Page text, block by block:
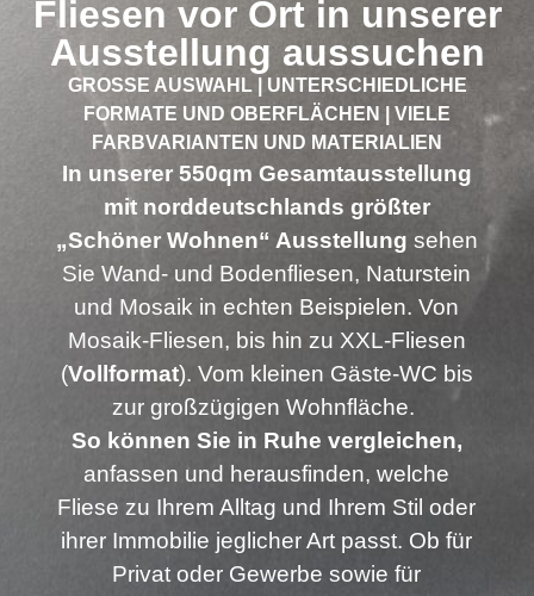
Fliesen vor Ort in unserer
Ausstellung aussuchen
GROSSE AUSWAHL | UNTERSCHIEDLICHE F
ORMATE UND OBERFLÄCHEN | VIELE F
ARBVARIANTEN UND MATERIALIEN
In unserer 550qm Gesamtausstellung
mit norddeutschlands größter
„Schöner Wohnen“ Ausstellung sehen
Sie Wand‑ und Bodenfliesen, Naturstein
und Mosaik in echten Beispielen. Von
Mosaik-Fliesen, bis hin zu XXL-Fliesen
(Vollformat). Vom kleinen Gäste‑WC bis
zur großzügigen Wohnfläche.
So können Sie in Ruhe vergleichen,
anfassen und herausfinden, welche
Fliese zu Ihrem Alltag und Ihrem Stil oder
ihrer Immobilie jeglicher Art passt. Ob für
Privat oder Gewerbe sowie für